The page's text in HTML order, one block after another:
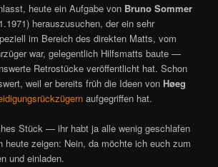
heute ein Aufgabe von Bruno Sommer
herauszusuchen, der ein sehr
im Bereich des direkten Matts, vom
war, gelegentlich Hilfsmatts baute —
Retrostücke veröffentlicht hat. Schon
weil er bereits früh die Ideen von Høeg
aufgegriffen hat.
Stück — ihr habt ja alle wenig geschlafen
zeigen: Nein, da möchte ich euch zum
und einladen.